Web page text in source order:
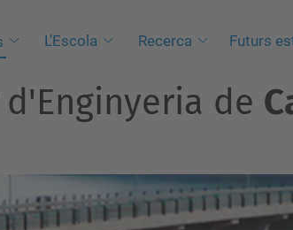
L'Escola Recerca Futurs
de